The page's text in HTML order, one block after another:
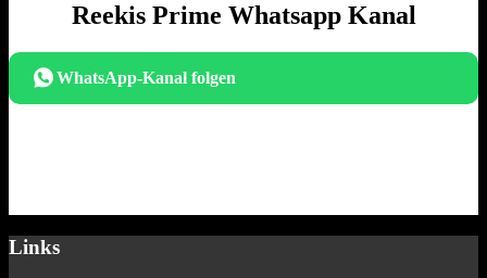
Reekis Prime Whatsapp Kanal
WhatsApp-Kanal folgen
Links